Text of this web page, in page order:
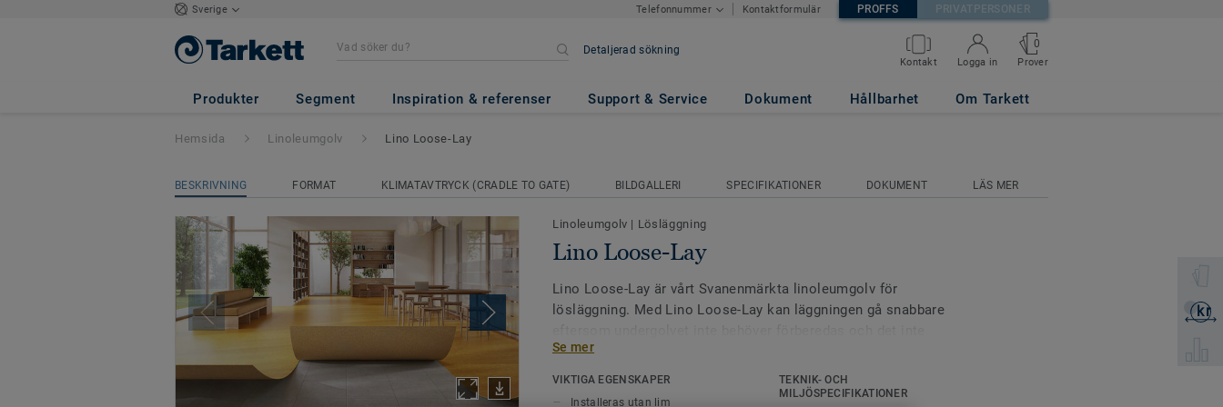
Sverige Telefonnummer Kontaktformulär PROFFS PRIVATPERSONER
Detaljerad sökning
Kontakt Logga in
0
Prover
Produkter Segment Inspiration & referenser Support & Service Dokument Hållbarhet Om Tarkett
Lino Loose-Lay
Välj
kr
Välj
Hemsida Linoleumgolv Lino Loose-Lay
BESKRIVNING FORMAT KLIMATAVTRYCK (CRADLE TO GATE) BILDGALLERI SPECIFIKATIONER DOKUMENT LÄS MER
Linoleumgolv | Lösläggning
Lino Loose-Lay
Lino Loose-Lay är vårt Svanenmärkta linoleumgolv för
lösläggning. Med Lino Loose-Lay kan läggningen gå snabbare
används något lim som måste torka. Ett bra val i nya byggnader
med fuktig betong eller vid snabba renoveringar. Tack vare sin
baksida av kork ger Lino Loose-Lay en stegljudsdämning om 14
Se mer
VIKTIGA EGENSKAPER
Installeras utan lim
TEKNIK- OCH
MILJÖSPECIFIKATIONER